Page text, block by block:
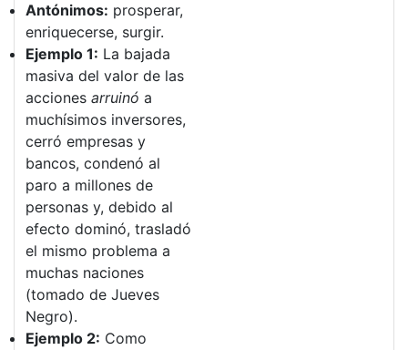
Antónimos: prosperar,
enriquecerse, surgir.
Ejemplo 1: La bajada
masiva del valor de las
acciones arruinó a
muchísimos inversores,
cerró empresas y
bancos, condenó al
paro a millones de
personas y, debido al
efecto dominó, trasladó
el mismo problema a
muchas naciones
(tomado de Jueves
Negro).
Ejemplo 2: Como